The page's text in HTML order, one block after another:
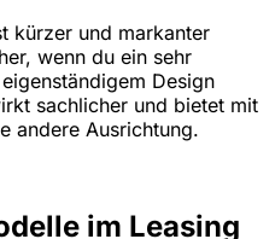
kürzer und markanter
wenn du ein sehr
Design
sachlicher und bietet mit
andere Ausrichtung.
im Leasing